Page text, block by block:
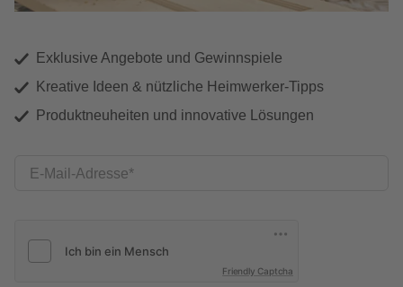
Exklusive Angebote und Gewinnspiele
Kreative Ideen & nützliche Heimwerker-Tipps
Produktneuheiten und innovative Lösungen
E-Mail-Adresse
Friendly Captcha